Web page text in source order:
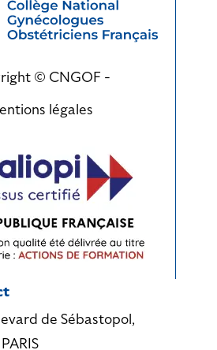
© CNGOF -
légales
de Sébastopol,